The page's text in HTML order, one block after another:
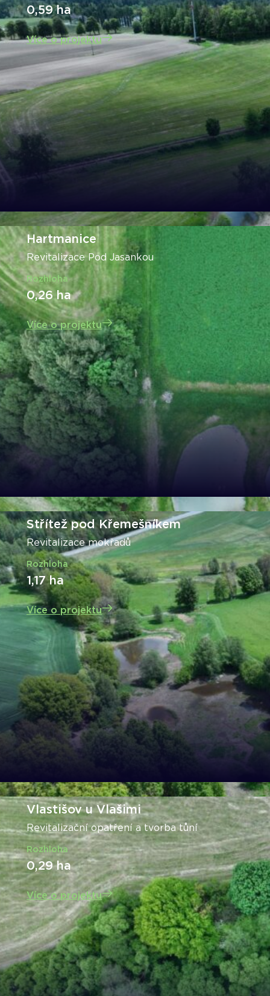
0,59 ha
Více o projektu
Hartmanice
Revitalizace Pod Jasankou
Rozhloha
0,26 ha
Více o projektu
Střítež pod Křemešníkem
Revitalizace mokřadů
Rozhloha
1,17 ha
Více o projektu
Vlastišov u Vlašimi
Revitalizační opatření a tvorba tůní
Rozhloha
0,29 ha
Více o projektu